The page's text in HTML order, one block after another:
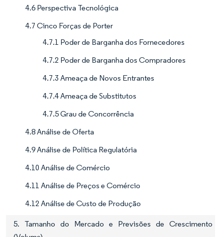
4.6 Perspectiva Tecnológica
4.7 Cinco Forças de Porter
4.7.1 Poder de Barganha dos Fornecedores
4.7.2 Poder de Barganha dos Compradores
4.7.3 Ameaça de Novos Entrantes
4.7.4 Ameaça de Substitutos
4.7.5 Grau de Concorrência
4.8 Análise de Oferta
4.9 Análise de Política Regulatória
4.10 Análise de Comércio
4.11 Análise de Preços e Comércio
4.12 Análise de Custo de Produção
5. Tamanho do Mercado e Previsões de Crescimento